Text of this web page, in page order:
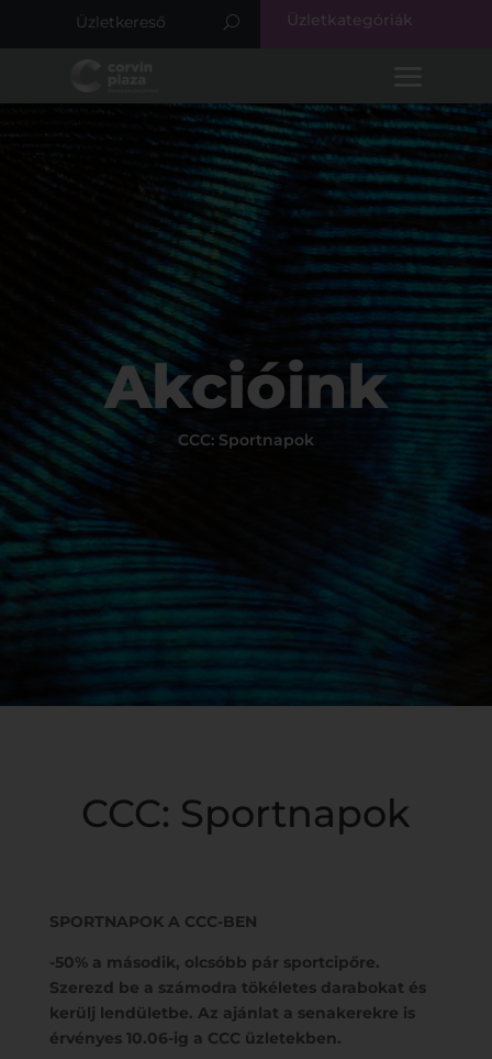
Üzletkategóriák
Akcióink
CCC: Sportnapok
CCC: Sportnapok
SPORTNAPOK A CCC-BEN
-50% a második, olcsóbb pár sportcipőre.
Szerezd be a számodra tökéletes darabokat és
kerülj lendületbe. Az ajánlat a senakerekre is
érvényes 10.06-ig a CCC üzletekben.